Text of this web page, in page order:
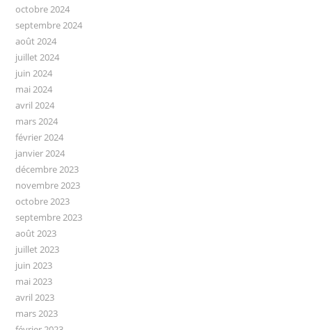
octobre 2024
septembre 2024
août 2024
juillet 2024
juin 2024
mai 2024
avril 2024
mars 2024
février 2024
janvier 2024
décembre 2023
novembre 2023
octobre 2023
septembre 2023
août 2023
juillet 2023
juin 2023
mai 2023
avril 2023
mars 2023